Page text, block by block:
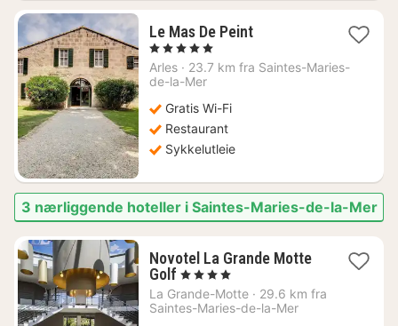
Le Mas De Peint1
fra
, 5 Stjerner
Arles · 23.7 km fra Saintes-Maries-
de-la-Mer
Gratis Wi-Fi
Restaurant
Sykkelutleie
3 nærliggende hoteller i Saintes-Maries-de-la-Mer
Novotel La Grande Motte
Golf 1
natt
fra
, 4 Stjerner
La Grande-Motte · 29.6 km fra
Saintes-Maries-de-la-Mer